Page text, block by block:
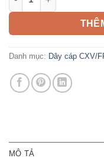
Danh mục: Dây cáp CXV/
MÔ TẢ